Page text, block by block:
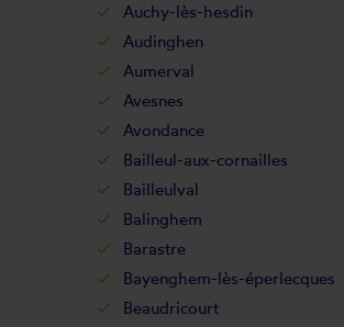
Auchy-lès-hesdin
Audinghen
Aumerval
Avesnes
Avondance
Bailleul-aux-cornailles
Bailleulval
Balinghem
Barastre
Bayenghem-lès-éperlecques
Beaudricourt